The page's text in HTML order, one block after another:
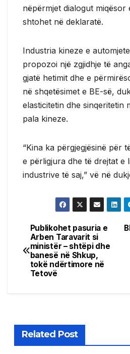
nëpërmjet dialogut miqësor
shtohet në deklaratë.
Industria kineze e
propozoi një zgjidhje të
gjatë hetimit dhe e
në shqetësimet e BE-së,
elasticitetin dhe sinqeritetin
pala kineze.
“Kina ka përgjegjësinë për
e përligjura dhe të drejtat e
industrive të saj,” vë në
Post
navigation
Publikohet pasuria e
Arben Taravarit si
ministër – shtëpi dhe
banesë në Shkup,
tokë ndërtimore në
Tetovë
Related Post